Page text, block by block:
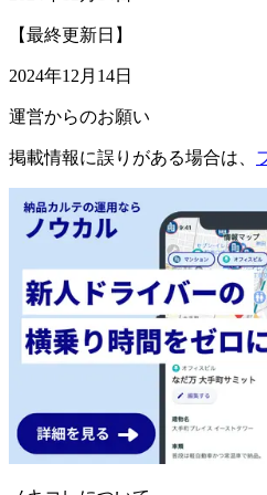
【最終更新日】
2024年12月14日
運営からのお願い
掲載情報に誤りがある場合は、